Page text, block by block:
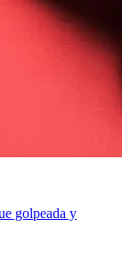
golpeada y